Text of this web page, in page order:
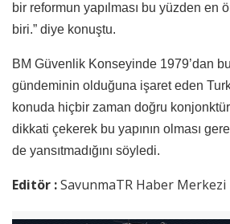
bir reformun yapılması bu yüzden en
biri.” diye konuştu.
BM Güvenlik Konseyinde 1979’dan
gündeminin olduğuna işaret eden
konuda hiçbir zaman doğru
dikkati çekerek bu yapının olması
de yansıtmadığını söyledi.
Editör :SavunmaTR Haber Merkezi